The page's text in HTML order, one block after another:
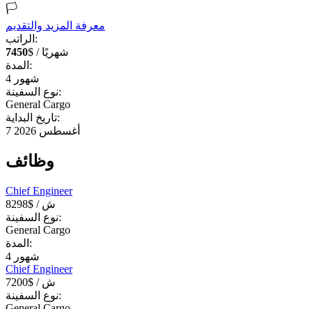
🏳️
معرفة المزيد والتقديم
الراتب:
7450
$ / شهريًا
المدة:
4 شهور
نوع السفينة:
General Cargo
تاريخ البداية:
7 أغسطس 2026
وظائف
Chief Engineer
8298$
/ ش
نوع السفينة:
General Cargo
المدة:
4 شهور
Chief Engineer
7200$
/ ش
نوع السفينة: